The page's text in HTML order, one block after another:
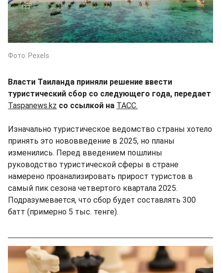
Фото: Pexels
Власти Таиланда приняли решение ввести
туристический сбор со следующего года, передает
Taspanews.kz со ссылкой на ТАСС.
Изначально туристическое ведомство страны хотело
принять это нововведение в 2025, но планы
изменились. Перед введением пошлины
руководство туристической сферы в стране
намерено проанализировать прирост туристов в
самый пик сезона четвертого квартала 2025.
Подразумевается, что сбор будет составлять 300
батт (примерно 5 тыс. тенге).